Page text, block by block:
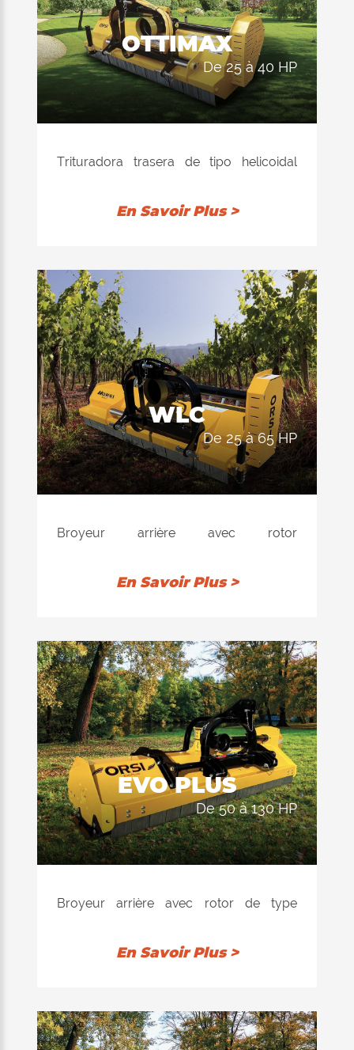
OTTIMAX
de 25 à 40 HP
Trituradora trasera de tipo helicoidal
con martillos o cuchillas. Recomendada
rodillo de soporte trasero se instala en
una posición de autolimpieza para
permitir que el producto triturado se
descargue detrás del rodillo; el consumo
de potencia del tractor se reduce a un
mínimo con la consiguiente reducción
del consumo.
En Savoir Plus >
WLC
de 25 à 65 HP
Broyeur arrière avec rotor
avec marteaux ou couteaux. Conseillé
diamètre. Le rouleau arrière d'appuy est
installé dans une position autonettoyante
pour permettre au produit déchiqueté
d'être déchargé derrière le rouleau; La
consommation d'énergie du tracteur est
ainsi réduite au minimum, ce qui entraîne
une réduction des dépenses.
En Savoir Plus >
EVO PLUS
de 50 à 130 HP
Broyeur arrière avec rotor de type
disponible avec marteaux. Conseillé pour
L'équipement de hachage se compose
d'un châssis monolithique. Double
En Savoir Plus >